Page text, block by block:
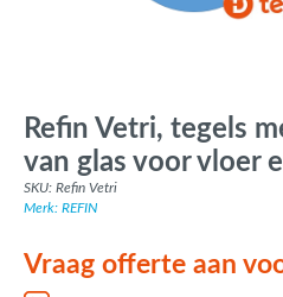
Refin Vetri, tegels
van glas voor vloer
SKU: Refin Vetri
Merk: REFIN
Vraag offerte aan